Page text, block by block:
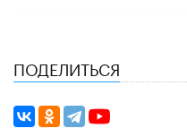
ПОДЕЛИТЬСЯ